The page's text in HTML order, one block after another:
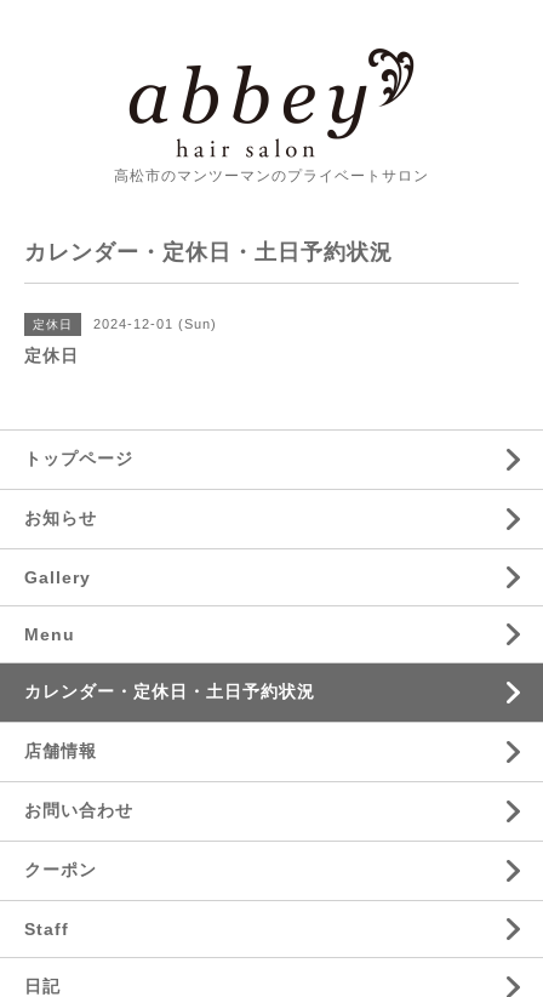
高松市のマンツーマンのプライベートサロン
カレンダー・定休日・土日予約状況
定休日 2024-12-01 (Sun)
定休日
トップページ
お知らせ
Gallery
Menu
カレンダー・定休日・土日予約状況
店舗情報
お問い合わせ
クーポン
Staff
日記